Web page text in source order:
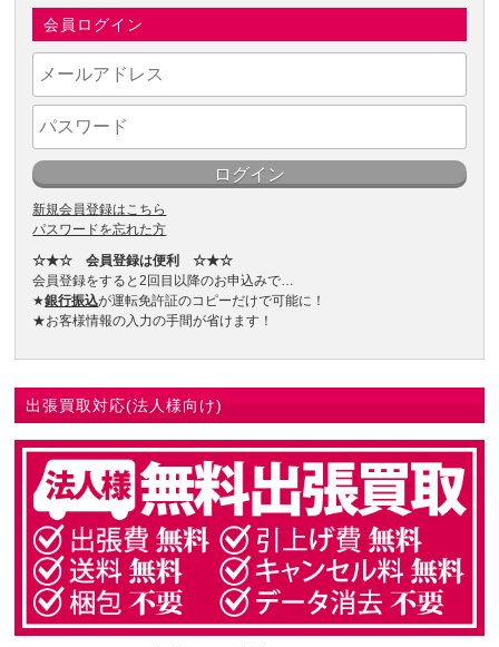
会員ログイン
新規会員登録はこちら
パスワードを忘れた方
☆★☆ 会員登録は便利 ☆★☆
会員登録をすると2回目以降のお申込みで…
★銀行振込が運転免許証のコピーだけで可能に！
★お客様情報の入力の手間が省けます！
出張買取対応(法人様向け)